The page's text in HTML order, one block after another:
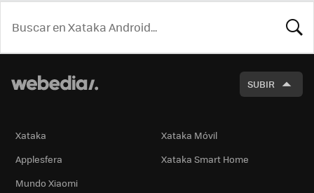
SUBIR
Xataka
Xataka Móvil
Applesfera
Xataka Smart Home
Mundo Xiaomi